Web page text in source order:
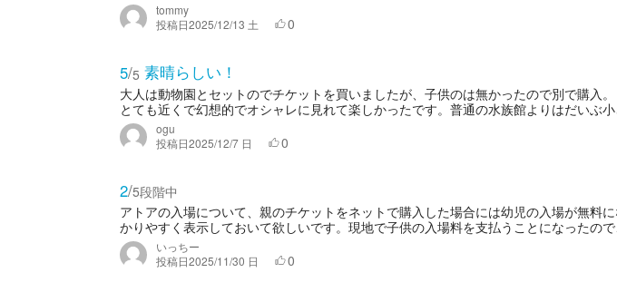
tommy
投稿日2025/12/13 土 0
5/5 素晴らしい！
大人は動物園とセットのでチケットを買いましたが、子供のは無かったので別で購入
とても近くで幻想的でオシャレに見れて楽しかったです。普通の水族館よりはだいぶ
ogu
投稿日2025/12/7 日 0
2/5段階中
アトアの入場について、親のチケットをネットで購入した場合には幼児の入場が無料
かりやすく表示しておいて欲しいです。現地で子供の入場料を支払うことになったの
いっちー
投稿日2025/11/30 日 0